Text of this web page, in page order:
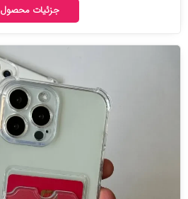
جزئیات محصول